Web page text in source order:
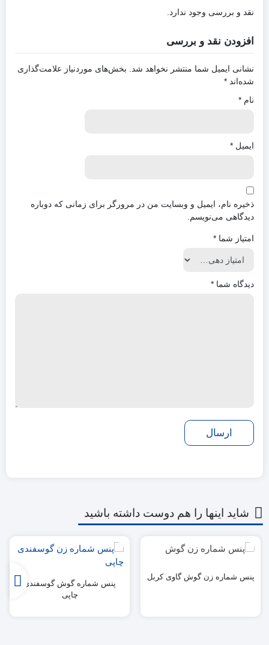
نقد و بررسی وجود ندارد.
افزودن نقد و بررسی
نشانی ایمیل شما منتشر نخواهد شد.
بخش‌های موردنیاز علامت‌گذاری
شده‌اند *
نام *
ایمیل *
ذخیره نام، ایمیل و وبسایت من در مرورگر برای زمانی که دوباره
دیدگاهی می‌نویسم.
امتیاز شما *
دیدگاه شما *
شاید اینها را هم دوست داشته باشید
پنس شماره زن گوش گاوی کربل
پنس شماره گوش گوسفندی
چاپی